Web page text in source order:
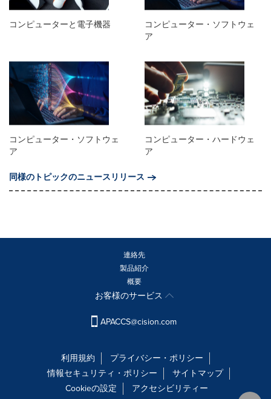
コンピューターと電子機器
コンピューター・ソフトウェ
ア
コンピューター・ソフトウェ
ア
コンピューター・ハードウェ
ア
同様のトピックのニュースリリース
連絡先
製品紹介
概要
お客様のサービス
APACCS@cision.com
利用規約
プライバシー・ポリシー
情報セキュリティ・ポリシー
サイトマップ
Cookieの設定
アクセシビリティー